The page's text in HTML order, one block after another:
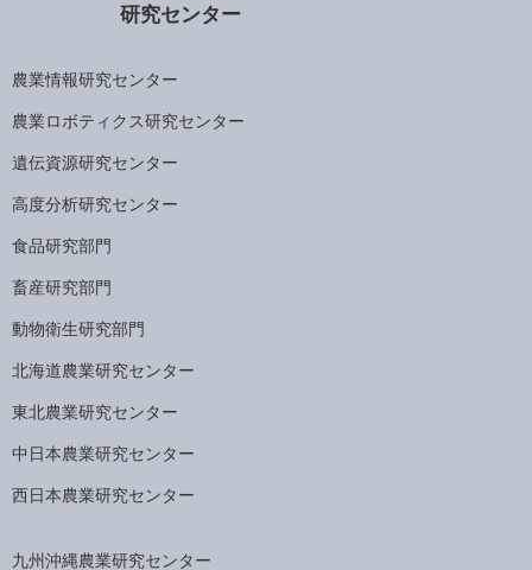
研究センター
農業情報研究センター
農業ロボティクス研究センター
遺伝資源研究センター
高度分析研究センター
食品研究部門
畜産研究部門
動物衛生研究部門
北海道農業研究センター
東北農業研究センター
中日本農業研究センター
西日本農業研究センター
九州沖縄農業研究センター